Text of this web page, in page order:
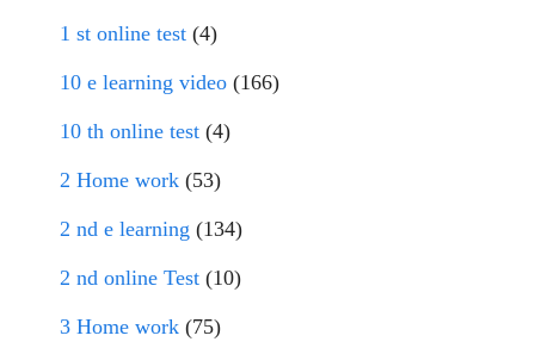
1 st online test (4)
10 e learning video (166)
10 th online test (4)
2 Home work (53)
2 nd e learning (134)
2 nd online Test (10)
3 Home work (75)